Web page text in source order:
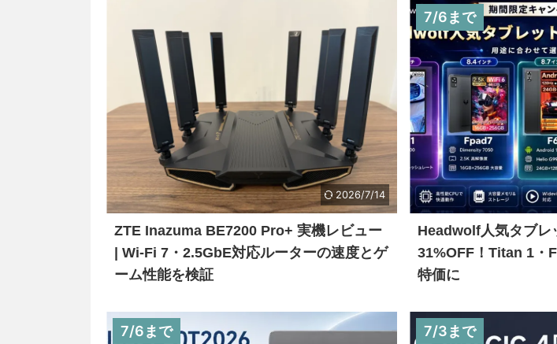
2026/7/14
ZTE Inazuma BE7200 Pro+ 実機レビュー
| Wi-Fi 7・2.5GbE対応ルーターの速度とゲ
ーム性能を検証
7/6まで
Headwolf人気タブレ
31%OFF！Titan 1・
特価に
7/6まで 7/3まで